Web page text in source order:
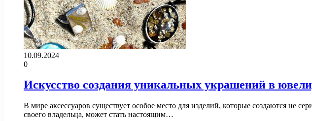
10.09.2024
0
Искусство создания уникальных украшений в
В мире аксессуаров существует особое место для изделий, которые создаются
своего владельца, может стать настоящим…